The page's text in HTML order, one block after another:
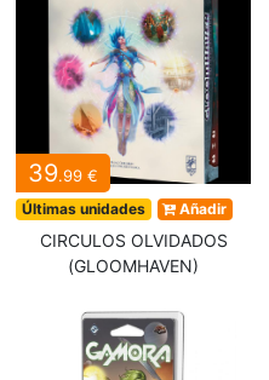
39.99 €
Últimas unidades Añadir
CIRCULOS OLVIDADOS
(GLOOMHAVEN)